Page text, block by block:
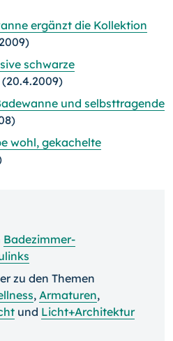
ergänzt die Kollektion
schwarze
(20.4.2009)
und selbsttragende
wohl, gekachelte
Badezimmer-
zu den Themen
, Armaturen,
und Licht+Architektur